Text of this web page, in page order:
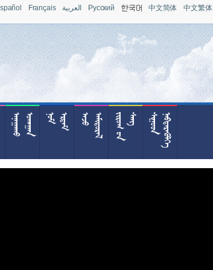
Français العربية Pусский 中文简体 中文繁体











  





  








  







 














